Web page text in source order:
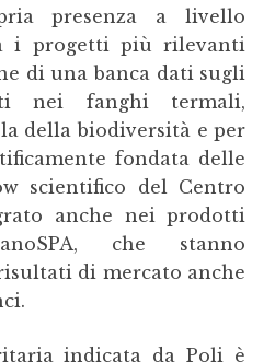
presenza a livello
i progetti più rilevanti
di una banca dati sugli
nei fanghi termali,
della biodiversità e per
fondata delle
scientifico del Centro
anche nei prodotti
che stanno
di mercato anche
indicata da Poli è